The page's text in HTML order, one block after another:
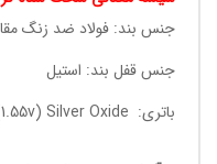
جنس بند: فولاد ضد زنگ
جنس قفل بند: استیل
باتری: Renata 371 (1.55v) Silver Oxide